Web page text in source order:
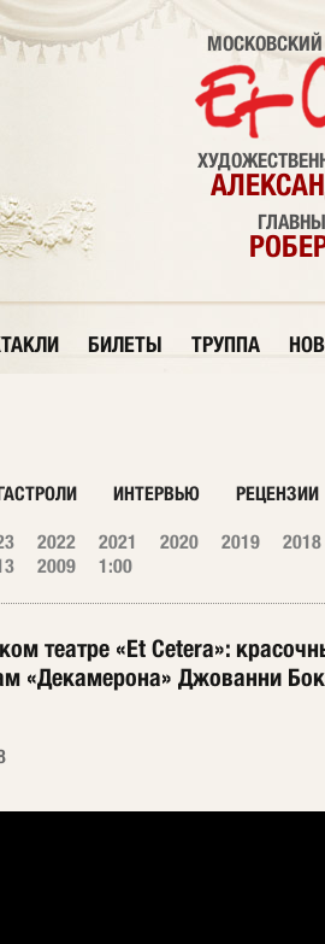
МОСКОВСКИЙ
БИЛЕТЫ ТРУППА
ИНТЕРВЬЮ РЕЦЕНЗИИ
2022 2021 2020 2019 2018
2009 1:00
театре «Et Cetera»:
«Декамерона» Джованни